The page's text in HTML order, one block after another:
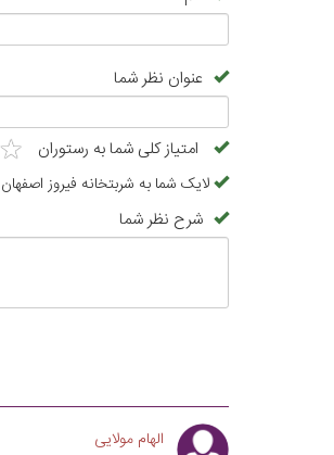
عنوان نظر شما
امتیاز کلی شما به رستوران ★
★
لایک شما به شربتخانه فیروز اصفهان
شرح نظر شما
الهام مولایی